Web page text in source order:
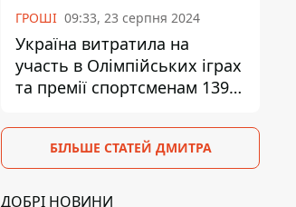
ГРОШІ 09:33, 23 серпня 2024
Україна витратила на
участь в Олімпійських іграх
та премії спортсменам 139,6
БІЛЬШЕ СТАТЕЙ ДМИТРА
ДОБРІ НОВИНИ